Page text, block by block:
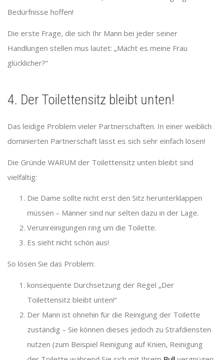
Bedürfnisse hoffen!
Die erste Frage, die sich Ihr Mann bei jeder seiner
Handlungen stellen mus lautet: „Macht es meine Frau
glücklicher?“
4. Der Toilettensitz bleibt unten!
Das leidige Problem vieler Partnerschaften. In einer weiblich
dominierten Partnerschaft lässt es sich sehr einfach lösen!
Die Gründe WARUM der Toilettensitz unten bleibt sind
vielfältig:
Die Dame sollte nicht erst den Sitz herunterklappen
müssen – Männer sind nur selten dazu in der Lage.
Verunreinigungen ring um die Toilette.
Es sieht nicht schön aus!
So lösen Sie das Problem:
konsequente Durchsetzung der Regel „Der
Toilettensitz bleibt unten!“
Der Mann ist ohnehin für die Reinigung der Toilette
zuständig – Sie können dieses jedoch zu Strafdiensten
nutzen (zum Beispiel Reinigung auf Knien, Reinigung